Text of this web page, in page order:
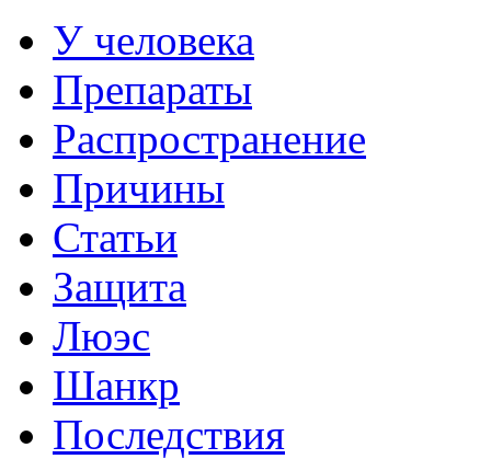
У человека
Препараты
Распространение
Причины
Статьи
Защита
Люэс
Шанкр
Последствия